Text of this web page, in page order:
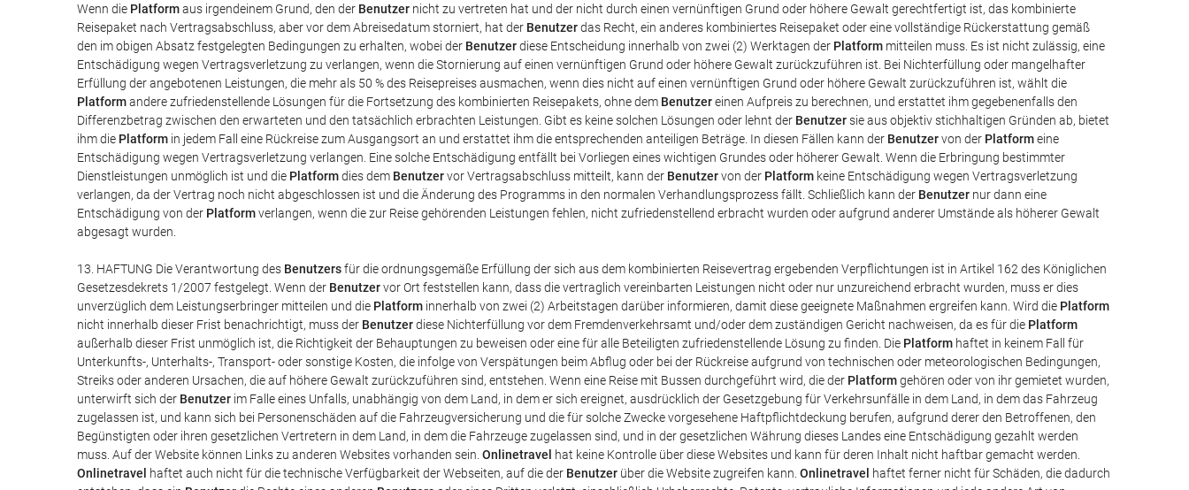
Wenn die Platformaus irgendeinem Grund, den der Benutzer nicht zu vertreten hat und der nicht durch einen vernünftigen Grund oder höhere Gewalt gerechtfertigt ist, das kombinierte
Reisepaket nach Vertragsabschluss, aber vor dem Abreisedatum storniert, hat der Benutzerdas Recht, ein anderes kombiniertes Reisepaket oder eine vollständige Rückerstattung gemäß
den im obigen Absatz festgelegten Bedingungen zu erhalten, wobei der Benutzerdiese Entscheidung innerhalb von zwei (2) Werktagen der Platform mitteilen muss. Es ist nicht zulässig, eine
Entschädigung wegen Vertragsverletzung zu verlangen, wenn die Stornierung auf einen vernünftigen Grund oder höhere Gewalt zurückzuführen ist. Bei Nichterfüllung oder mangelhafter
Erfüllung der angebotenen Leistungen, die mehr als 50 % des Reisepreises ausmachen, wenn dies nicht auf einen vernünftigen Grund oder höhere Gewalt zurückzuführen ist, wählt die
Platformandere zufriedenstellende Lösungen für die Fortsetzung des kombinierten Reisepakets, ohne dem Benutzereinen Aufpreis zu berechnen, und erstattet ihm gegebenenfalls den
Differenzbetrag zwischen den erwarteten und den tatsächlich erbrachten Leistungen. Gibt es keine solchen Lösungen oder lehnt der Benutzersie aus objektiv stichhaltigen Gründen ab, bietet
ihm die Platform in jedem Fall eine Rückreise zum Ausgangsort an und erstattet ihm die entsprechenden anteiligen Beträge. In diesen Fällen kann der Benutzervon der Platformeine
Entschädigung wegen Vertragsverletzung verlangen. Eine solche Entschädigung entfällt bei Vorliegen eines wichtigen Grundes oder höherer Gewalt. Wenn die Erbringung bestimmter
Dienstleistungen unmöglich ist und die Platformdies dem Benutzervor Vertragsabschluss mitteilt, kann der Benutzervon der Platform keine Entschädigung wegen Vertragsverletzung
verlangen, da der Vertrag noch nicht abgeschlossen ist und die Änderung des Programms in den normalen Verhandlungsprozess fällt. Schließlich kann der Benutzer nur dann eine
Entschädigung von der Platformverlangen, wenn die zur Reise gehörenden Leistungen fehlen, nicht zufriedenstellend erbracht wurden oder aufgrund anderer Umstände als höherer Gewalt
abgesagt wurden.
13. HAFTUNG Die Verantwortung des Benutzersfür die ordnungsgemäße Erfüllung der sich aus dem kombinierten Reisevertrag ergebenden Verpflichtungen ist in Artikel 162 des Königlichen
Gesetzesdekrets 1/2007 festgelegt. Wenn der Benutzervor Ort feststellen kann, dass die vertraglich vereinbarten Leistungen nicht oder nur unzureichend erbracht wurden, muss er dies
unverzüglich dem Leistungserbringer mitteilen und die Platform innerhalb von zwei (2) Arbeitstagen darüber informieren, damit diese geeignete Maßnahmen ergreifen kann. Wird die Platform
nicht innerhalb dieser Frist benachrichtigt, muss der Benutzerdiese Nichterfüllung vor dem Fremdenverkehrsamt und/oder dem zuständigen Gericht nachweisen, da es für die Platform
außerhalb dieser Frist unmöglich ist, die Richtigkeit der Behauptungen zu beweisen oder eine für alle Beteiligten zufriedenstellende Lösung zu finden. Die Platform haftet in keinem Fall für
Unterkunfts-, Unterhalts-, Transport- oder sonstige Kosten, die infolge von Verspätungen beim Abflug oder bei der Rückreise aufgrund von technischen oder meteorologischen Bedingungen,
Streiks oder anderen Ursachen, die auf höhere Gewalt zurückzuführen sind, entstehen. Wenn eine Reise mit Bussen durchgeführt wird, die der Platformgehören oder von ihr gemietet wurden,
unterwirft sich der Benutzer im Falle eines Unfalls, unabhängig von dem Land, in dem er sich ereignet, ausdrücklich der Gesetzgebung für Verkehrsunfälle in dem Land, in dem das Fahrzeug
zugelassen ist, und kann sich bei Personenschäden auf die Fahrzeugversicherung und die für solche Zwecke vorgesehene Haftpflichtdeckung berufen, aufgrund derer den Betroffenen, den
Begünstigten oder ihren gesetzlichen Vertretern in dem Land, in dem die Fahrzeuge zugelassen sind, und in der gesetzlichen Währung dieses Landes eine Entschädigung gezahlt werden
muss. Auf der Website können Links zu anderen Websites vorhanden sein. Onlinetravel
hat keine Kontrolle über diese Websites und kann für deren Inhalt nicht haftbar gemacht werden.
Onlinetravel
haftet auch nicht für die technische Verfügbarkeit der Webseiten, auf die der Benutzer über die Website zugreifen kann. Onlinetravel
haftet ferner nicht für Schäden, die dadurch